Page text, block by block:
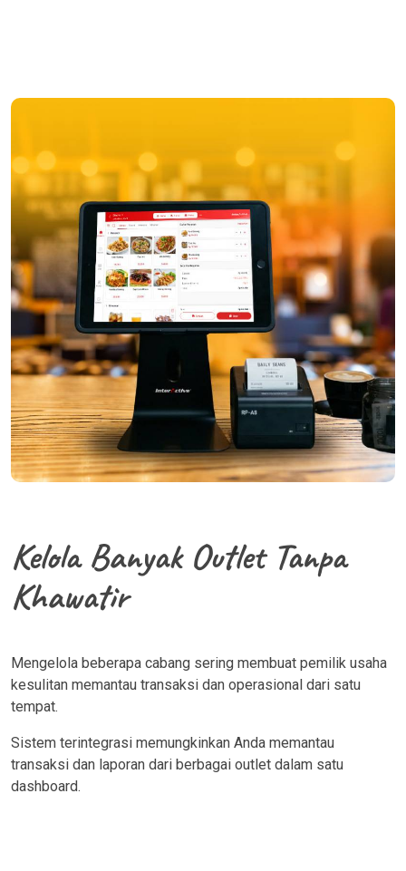
Kelola Banyak Outlet Tanpa
Khawatir
Mengelola beberapa cabang sering membuat pemilik usaha
kesulitan memantau transaksi dan operasional dari satu
tempat.
Sistem terintegrasi memungkinkan Anda memantau
transaksi dan laporan dari berbagai outlet dalam satu
dashboard.